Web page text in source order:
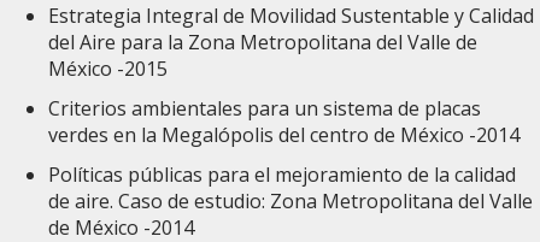
Estrategia Integral de Movilidad Sustentable y Calidad
del Aire para la Zona Metropolitana del Valle de
México -2015
Criterios ambientales para un sistema de placas
verdes en la Megalópolis del centro de México -2014
Políticas públicas para el mejoramiento de la calidad
de aire. Caso de estudio: Zona Metropolitana del Valle
de México -2014